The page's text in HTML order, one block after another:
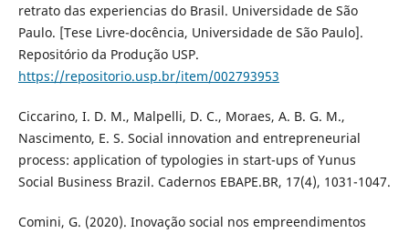
retrato das experiencias do Brasil. Universidade de São
Paulo. [Tese Livre-docência, Universidade de São Paulo].
Repositório da Produção USP.
https://repositorio.usp.br/item/002793953
Ciccarino, I. D. M., Malpelli, D. C., Moraes, A. B. G. M.,
Nascimento, E. S. Social innovation and entrepreneurial
process: application of typologies in start-ups of Yunus
Social Business Brazil. Cadernos EBAPE.BR, 17(4), 1031-1047.
Comini, G. (2020). Inovação social nos empreendimentos